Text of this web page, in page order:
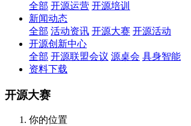
全部 开源运营 开源培训
新闻动态
全部 活动资讯 开源大赛 开源活动
开源创新中心
全部 开源联盟会议 源桌会 具身智能
资料下载
开源大赛
你的位置